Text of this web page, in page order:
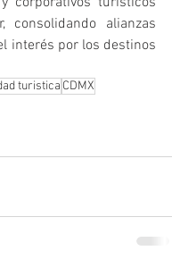
consolidando alianzas
interés por los destinos
turistica CDMX